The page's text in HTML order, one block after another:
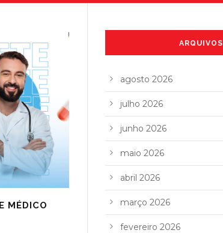
MÉDICO
ARQUIVOS
agosto 2026
julho 2026
junho 2026
maio 2026
abril 2026
março 2026
fevereiro 2026